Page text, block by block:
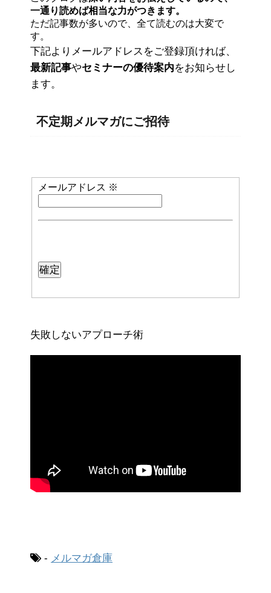
一通り読めば相当な力がつきます。
ただ記事数が多いので、全て読むのは大変で
す。
下記よりメールアドレスをご登録頂ければ、
最新記事やセミナーの優待案内をお知らせし
ます。
不定期メルマガにご招待
メールアドレス ※
失敗しないアプローチ術
- メルマガ倉庫